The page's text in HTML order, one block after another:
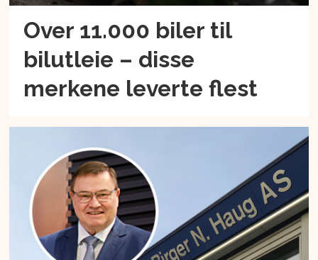
Over 11.000 biler til
bilutleie – disse
merkene leverte flest